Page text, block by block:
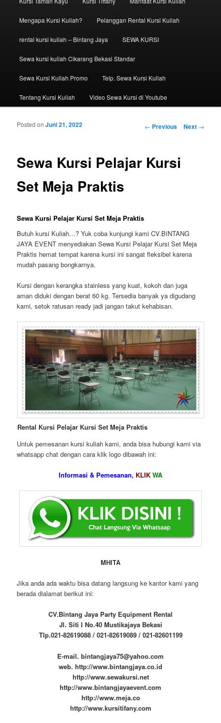
Mengapa Kursi Kuliah? Pelanggan Rental Kursi Kuliah
rental kursi kuliah – Bintang Jaya SEWA KURSI
Sewa kursi kuliah Cikarang Bekasi Standar
Sewa Kursi Kuliah Promo Telp. Sewa Kursi Kuliah
Tentang Kursi Kuliah Video Sewa Kursi di Youtube
Post navigation
← Previous Next →
Sewa Kursi Pelajar Kursi
Set Meja Praktis
Posted onJuni 21, 2022
Sewa Kursi Pelajar Kursi Set Meja Praktis
Butuh kursi Kuliah…? Yuk coba kunjungi kami CV.BINTANG
JAYA EVENT menyediakan Sewa Kursi Pelajar Kursi Set Meja
Praktis hemat tempat karena kursi ini sangat fleksibel karena
mudah pasang bongkarnya.
Kursi dengan kerangka stainless yang kuat, kokoh dan juga
aman diduki dengan berat 60 kg. Tersedia banyak ya digudang
kami, setok ratusan ready jadi jangan takut kehabisan.
Rental Kursi Pelajar Kursi Set Meja Praktis
Untuk pemesanan kursi kuliah kami, anda bisa hubungi kami via
whatsapp chat dengan cara klik logo dibawah ini:
Informasi & Pemesanan, KLIK WA
MHITA
Jika anda ada waktu bisa datang langsung ke kantor kami yang
berada dialamat berikut ini:
CV.Bintang Jaya Party Equipment Rental
Jl. Siti I No.40 Mustikajaya Bekasi
Tlp.021-82619088 / 021-82619089 / 021-82601199
E-mail. bintangjaya75@yahoo.com
web. http://www.bintangjaya.co.id
http://www.sewakursi.net
http://www.bintangjayaevent.com
http://www.meja.co
http://www.kursitifany.com